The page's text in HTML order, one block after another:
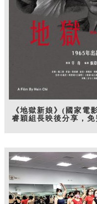
《地獄新娘》(國家電
睿穎組長映後分享，